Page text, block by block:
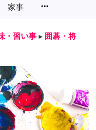
家事 more_horiz
・習い事 ▸ 囲碁・将